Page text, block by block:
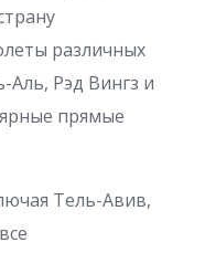
различных
Аль, Рэд Вингз и
прямые
Тель-Авив,